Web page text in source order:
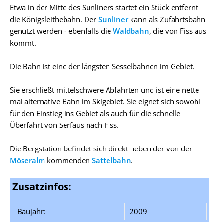
Etwa in der Mitte des Sunliners startet ein Stück entfernt
die Königsleithebahn. Der Sunlinerkann als Zufahrtsbahn
genutzt werden - ebenfalls die Waldbahn, die von Fiss aus
kommt.
Die Bahn ist eine der längsten Sesselbahnen im Gebiet.
Sie erschließt mittelschwere Abfahrten und ist eine nette
mal alternative Bahn im Skigebiet. Sie eignet sich sowohl
für den Einstieg ins Gebiet als auch für die schnelle
Überfahrt von Serfaus nach Fiss.
Die Bergstation befindet sich direkt neben der von der
Möseralm kommenden Sattelbahn.
Zusatzinfos:
Baujahr: 2009